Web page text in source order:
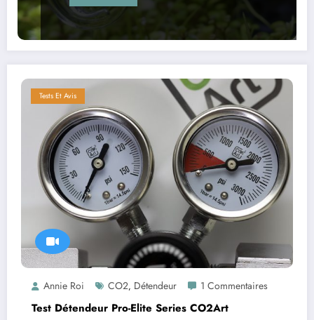
Tests Et Avis
Annie Roi CO2, Détendeur 1 Commentaires
Test Détendeur Pro-Elite Series CO2Art